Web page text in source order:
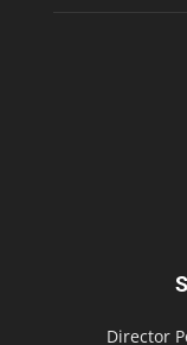
Director